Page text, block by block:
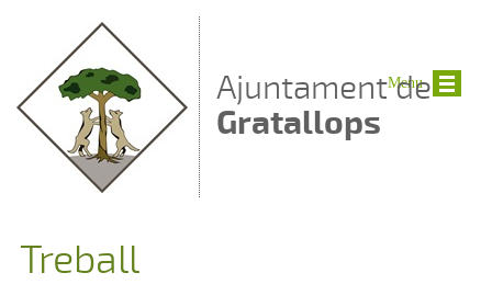
Ajuntament de
Gratallops
Treball
Menu